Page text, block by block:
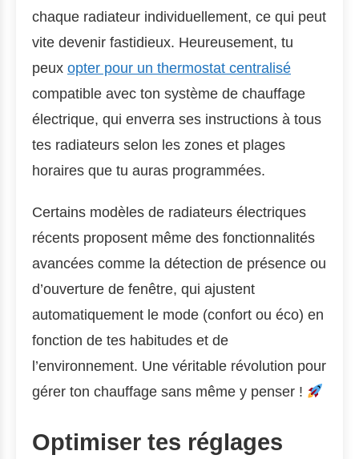
chaque radiateur individuellement, ce qui peut
vite devenir fastidieux. Heureusement, tu
peux opter pour un thermostat centralisé
compatible avec ton système de chauffage
électrique, qui enverra ses instructions à tous
tes radiateurs selon les zones et plages
horaires que tu auras programmées.
Certains modèles de radiateurs électriques
récents proposent même des fonctionnalités
avancées comme la détection de présence ou
d’ouverture de fenêtre, qui ajustent
automatiquement le mode (confort ou éco) en
fonction de tes habitudes et de
l’environnement. Une véritable révolution pour
gérer ton chauffage sans même y penser !
Optimiser tes réglages